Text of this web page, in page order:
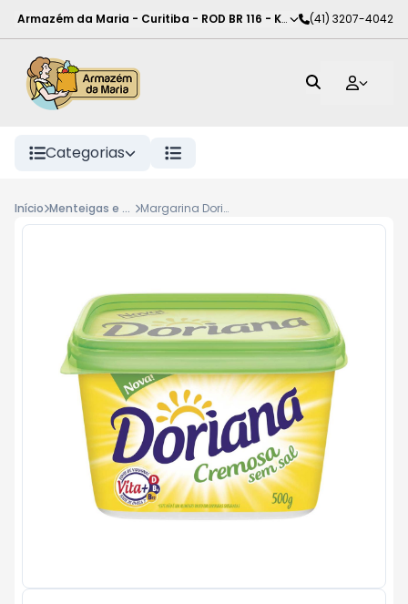
Armazém da Maria - Curitiba - ROD BR 116 - KM 102,Curitiba-PR
(41) 3207-4042
Categorias
Início Menteigas e margarinas Margarina Doriana 500g, sem Sal de